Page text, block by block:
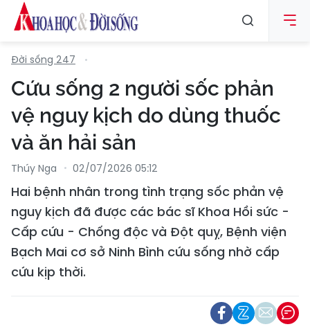
Đời sống 247
Cứu sống 2 người sốc phản
vệ nguy kịch do dùng thuốc
và ăn hải sản
Thúy Nga 02/07/2026 05:12
Hai bệnh nhân trong tình trạng sốc phản vệ
nguy kịch đã được các bác sĩ Khoa Hồi sức -
Cấp cứu - Chống độc và Đột quỵ, Bệnh viện
Bạch Mai cơ sở Ninh Bình cứu sống nhờ cấp
cứu kịp thời.